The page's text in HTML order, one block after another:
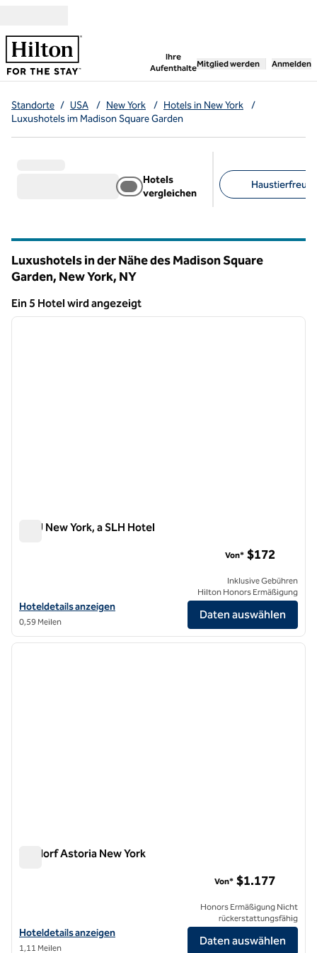
Ihre
Aufenthalte
,öffnet neue
Mitglied werden Anmelden
Standorte / USA / New York / Hotels in New York
/
Luxushotels im Madison Square Garden
Hotels
vergleichen
Luxushotels in der Nähe des Madison Square
Garden, New York, NY
Ein 5 Hotel wird angezeigt
Ein 5 Hotel wird angezeigt
1 von 5
HGU New York, a SLH Hotel
Hoteldetails für HGU New York, a SLH Hotel anzeigen
Hoteldetails anzeigen
0,59 Meilen
Von* $172
Inklusive Gebühren
Hilton Honors Ermäßigung
Daten auswählen
1/11
1 von 11
Waldorf Astoria New York
Hoteldetails für Waldorf Astoria New York anzeigen
Hoteldetails anzeigen
1,11 Meilen
Von* $1.177
Honors Ermäßigung Nicht
rückerstattungsfähig
Daten auswählen